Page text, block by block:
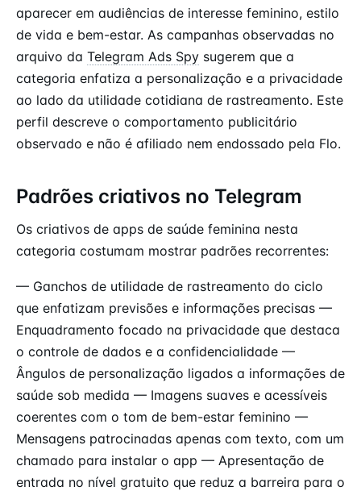
aparecer em audiências de interesse feminino, estilo
de vida e bem-estar. As campanhas observadas no
arquivo da Telegram Ads Spy sugerem que a
categoria enfatiza a personalização e a privacidade
ao lado da utilidade cotidiana de rastreamento. Este
perfil descreve o comportamento publicitário
observado e não é afiliado nem endossado pela Flo.
Padrões criativos no Telegram
Os criativos de apps de saúde feminina nesta
categoria costumam mostrar padrões recorrentes:
— Ganchos de utilidade de rastreamento do ciclo
que enfatizam previsões e informações precisas —
Enquadramento focado na privacidade que destaca
o controle de dados e a confidencialidade —
Ângulos de personalização ligados a informações de
saúde sob medida — Imagens suaves e acessíveis
coerentes com o tom de bem-estar feminino —
Mensagens patrocinadas apenas com texto, com um
chamado para instalar o app — Apresentação de
entrada no nível gratuito que reduz a barreira para o